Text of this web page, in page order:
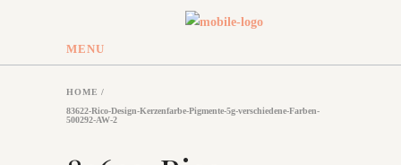
MENU
HOME /
83622-Rico-Design-Kerzenfarbe-Pigmente-5g-verschiedene-Farben-
500292-AW-2